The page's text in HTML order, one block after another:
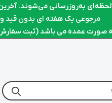
به‌روزرسانی می‌شوند. آخرین
مرجوعی یک هفته ای بدون قید
عمده می باشد (ثبت سفارش از 7 میلیون به